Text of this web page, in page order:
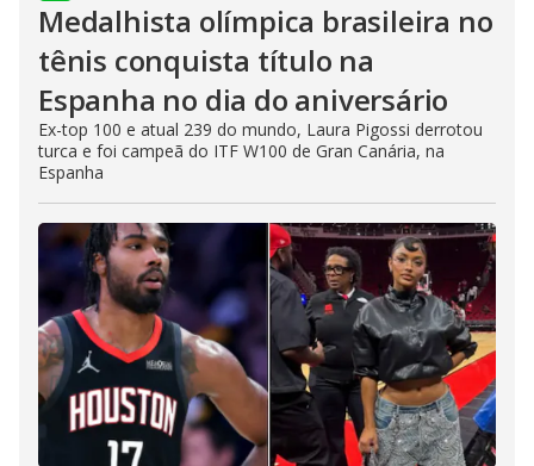
Medalhista olímpica brasileira no
tênis conquista título na
Espanha no dia do aniversário
Ex-top 100 e atual 239 do mundo, Laura Pigossi derrotou
turca e foi campeã do ITF W100 de Gran Canária, na
Espanha